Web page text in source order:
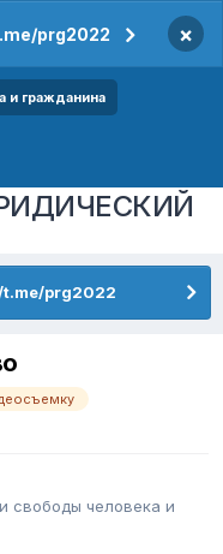
prg2022 ×
и гражданина
t.me/prg2022
свободы человека и